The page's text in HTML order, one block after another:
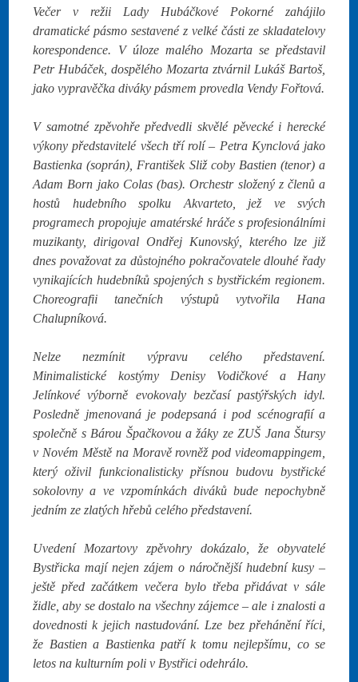
Večer v režii Lady Hubáčkové Pokorné zahájilo
dramatické pásmo sestavené z velké části ze skladatelovy
korespondence. V úloze malého Mozarta se představil
Petr Hubáček, dospělého Mozarta ztvárnil Lukáš Bartoš,
jako vypravěčka diváky pásmem provedla Vendy Fořtová.
V samotné zpěvohře předvedli skvělé pěvecké i herecké
výkony představitelé všech tří rolí – Petra Kynclová jako
Bastienka (soprán), František Sliž coby Bastien (tenor) a
Adam Born jako Colas (bas). Orchestr složený z členů a
hostů hudebního spolku Akvarteto, jež ve svých
programech propojuje amatérské hráče s profesionálními
muzikanty, dirigoval Ondřej Kunovský, kterého lze již
dnes považovat za důstojného pokračovatele dlouhé řady
vynikajících hudebníků spojených s bystřickém regionem.
Choreografii tanečních výstupů vytvořila Hana
Chalupníková.
Nelze nezmínit výpravu celého představení.
Minimalistické kostýmy Denisy Vodičkové a Hany
Jelínkové výborně evokovaly bezčasí pastýřských idyl.
Posledně jmenovaná je podepsaná i pod scénografií a
společně s Bárou Špačkovou a žáky ze ZUŠ Jana Štursy
v Novém Městě na Moravě rovněž pod videomappingem,
který oživil funkcionalisticky přísnou budovu bystřické
sokolovny a ve vzpomínkách diváků bude nepochybně
jedním ze zlatých hřebů celého představení.
Uvedení Mozartovy zpěvohry dokázalo, že obyvatelé
Bystřicka mají nejen zájem o náročnější hudební kusy –
ještě před začátkem večera bylo třeba přidávat v sále
židle, aby se dostalo na všechny zájemce – ale i znalosti a
dovednosti k jejich nastudování. Lze bez přehánění říci,
že Bastien a Bastienka patří k tomu nejlepšímu, co se
letos na kulturním poli v Bystřici odehrálo.